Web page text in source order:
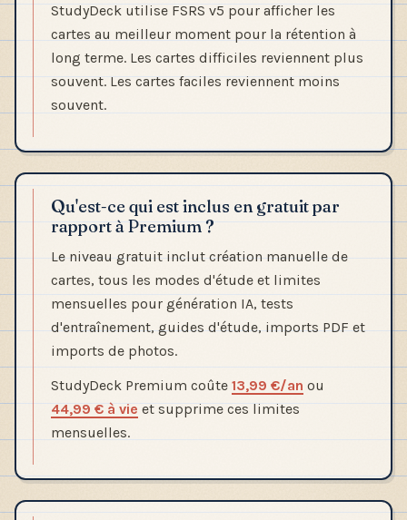
StudyDeck utilise FSRS v5 pour afficher les
cartes au meilleur moment pour la rétention à
long terme. Les cartes difficiles reviennent plus
souvent. Les cartes faciles reviennent moins
souvent.
Qu'est-ce qui est inclus en gratuit par
rapport à Premium ?
Le niveau gratuit inclut création manuelle de
cartes, tous les modes d'étude et limites
mensuelles pour génération IA, tests
d'entraînement, guides d'étude, imports PDF et
imports de photos.
StudyDeck Premium coûte 13,99 €/an ou
44,99 € à vieet supprime ces limites
mensuelles.